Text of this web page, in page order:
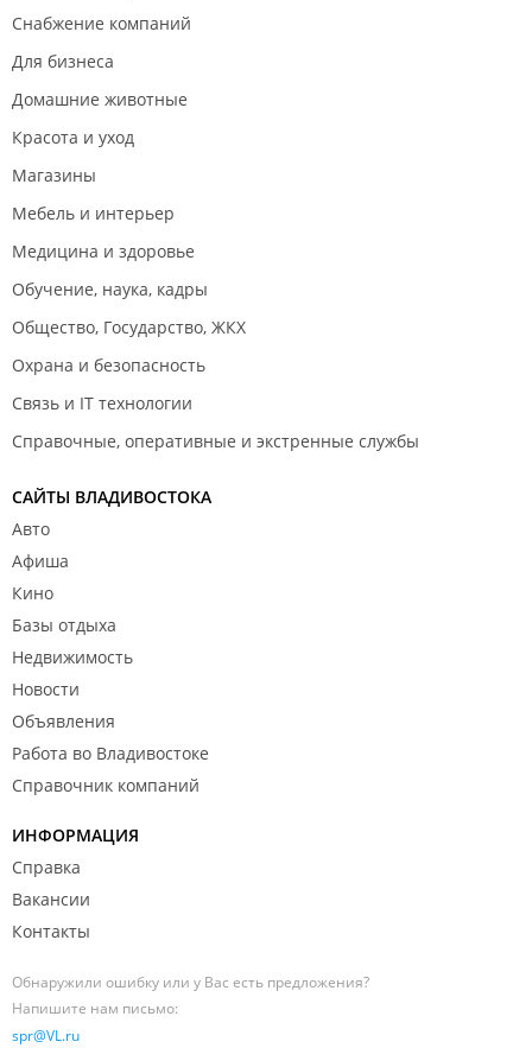
Снабжение компаний
Для бизнеса
Домашние животные
Красота и уход
Магазины
Мебель и интерьер
Медицина и здоровье
Обучение, наука, кадры
Общество, Государство, ЖКХ
Охрана и безопасность
Связь и IT технологии
Справочные, оперативные и экстренные службы
САЙТЫ ВЛАДИВОСТОКА
Авто
Афиша
Кино
Базы отдыха
Недвижимость
Новости
Объявления
Работа во Владивостоке
Справочник компаний
ИНФОРМАЦИЯ
Справка
Вакансии
Контакты
Обнаружили ошибку или у Вас есть предложения?
Напишите нам письмо:
spr@VL.ru